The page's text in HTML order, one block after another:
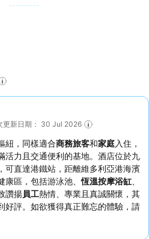
更新日期： 30 Jul 2026
紐，同樣適合商務旅客和家庭入住，
活力且交通便利的基地。酒店位於九
，可直達港鐵站，距離維多利亞港海濱
康區，包括游泳池、恆溫按摩浴缸
讚揚員工熱情、專業且真誠關懷，其
好評。如欲獲得真正難忘的體驗，請